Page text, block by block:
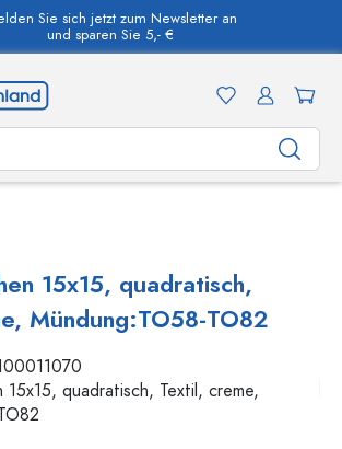
Sie sich jetzt zum Newsletter an
und sparen Sie 5,- €
15x15, quadratisch,
Mündung:TO58-TO82